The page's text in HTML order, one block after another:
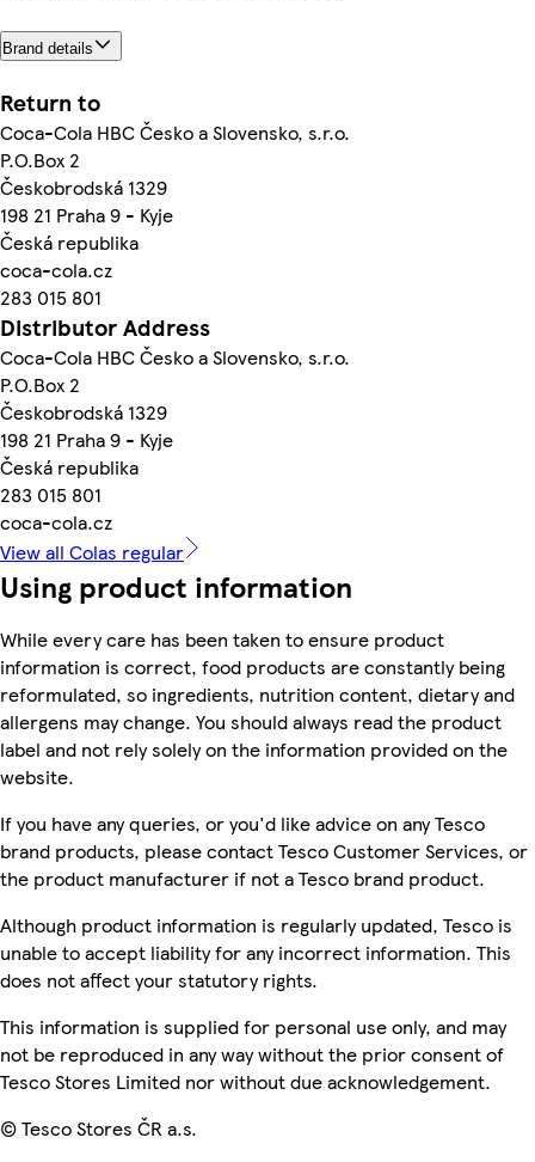
Brand details
Return to
Coca-Cola HBC Česko a Slovensko, s.r.o.
P.O.Box 2
Českobrodská 1329
198 21 Praha 9 - Kyje
Česká republika
coca-cola.cz
283 015 801
Distributor Address
Coca-Cola HBC Česko a Slovensko, s.r.o.
P.O.Box 2
Českobrodská 1329
198 21 Praha 9 - Kyje
Česká republika
283 015 801
coca-cola.cz
View all Colas regular
Using product information
While every care has been taken to ensure product
information is correct, food products are constantly being
reformulated, so ingredients, nutrition content, dietary and
allergens may change. You should always read the product
label and not rely solely on the information provided on the
website.
If you have any queries, or you'd like advice on any Tesco
brand products, please contact Tesco Customer Services, or
the product manufacturer if not a Tesco brand product.
Although product information is regularly updated, Tesco is
unable to accept liability for any incorrect information. This
does not affect your statutory rights.
This information is supplied for personal use only, and may
not be reproduced in any way without the prior consent of
Tesco Stores Limited nor without due acknowledgement.
© Tesco Stores ČR a.s.